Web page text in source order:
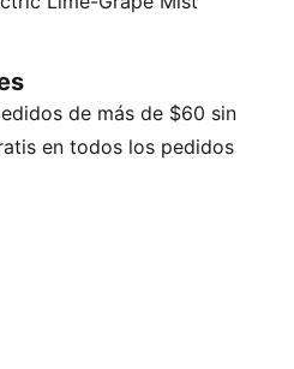
se combinan en
bajo relieve y apliques
comodidad de la
en un look urbano que
la mujer que los usa.
de más de $60 sin
en todos los pedidos